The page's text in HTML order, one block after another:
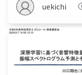
uekichi